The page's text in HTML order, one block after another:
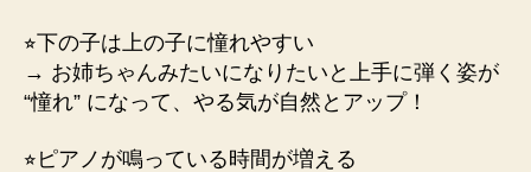
⭐︎下の子は上の子に憧れやすい
→ お姉ちゃんみたいになりたいと 上手に弾く姿が
“憧れ” になって、やる気が自然とアップ！
⭐︎ ピアノが鳴っている時間が増える